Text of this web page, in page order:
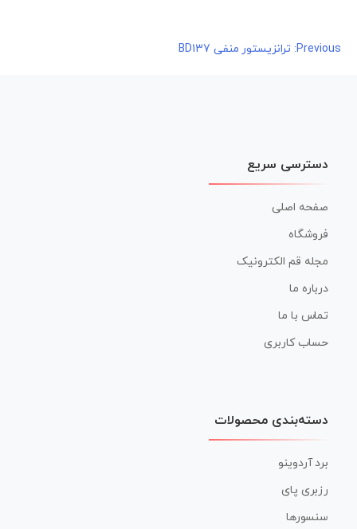
راهبری
Previous: ترانزیستور منفی BD137
دسترسی سریع
صفحه اصلی
فروشگاه
مجله قم الکترونیک
درباره ما
تماس با ما
حساب کاربری
دسته‌بندی محصولات
برد آردوینو
رزبری پای
سنسورها